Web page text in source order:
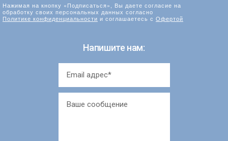
Нажимая на кнопку «Подписаться», Вы даете согласие на
обработку своих персональных данных согласно
Политике конфиденциальности и соглашаетесь с Офертой
Напишите нам: